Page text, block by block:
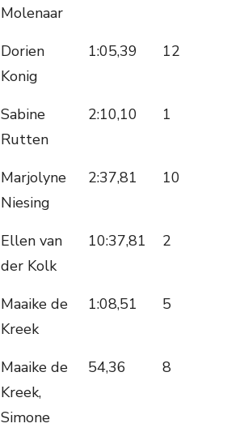
Molenaar
Dorien
Konig
1:05,39 12
Sabine
Rutten
2:10,10 1
Marjolyne
Niesing
2:37,81 10
Ellen van
der Kolk
10:37,81 2
Maaike de
Kreek
1:08,51 5
Maaike de
Kreek,
Simone
54,36 8